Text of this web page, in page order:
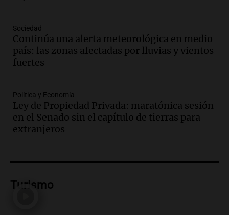
ayuda por problemas de fertilidad y la
ostentación de millonarios
Amamos Argentina
Episodios
avanza con testimonios clave sobre el
accidente en Villa Dolores
Panorama Federal
Episodios
tributo todos los jueves
Episodios
Sociedad
Continúa una alerta meteorológica en medio
país: las zonas afectadas por lluvias y vientos
fuertes
Política y Economía
Ley de Propiedad Privada: maratónica sesión
en el Senado sin el capítulo de tierras para
extranjeros
Turismo